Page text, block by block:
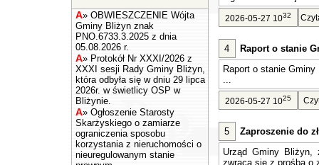
A» OBWIESZCZENIE Wójta
Gminy Bliżyn znak
PNO.6733.3.2025 z dnia
05.08.2026 r.
A» Protokół Nr XXXI/2026 z
XXXI sesji Rady Gminy Bliżyn,
która odbyła się w dniu 29 lipca
2026r. w świetlicy OSP w
Bliżynie.
A» Ogłoszenie Starosty
Skarżyskiego o zamiarze
ograniczenia sposobu
korzystania z nieruchomości o
nieuregulowanym stanie
2026-05-27 1032
4
Raport o stanie
Raport o stanie
...
2026-05-27 1025
5
Zaproszenie do
Urząd Gminy
zwraca się z prośbą o